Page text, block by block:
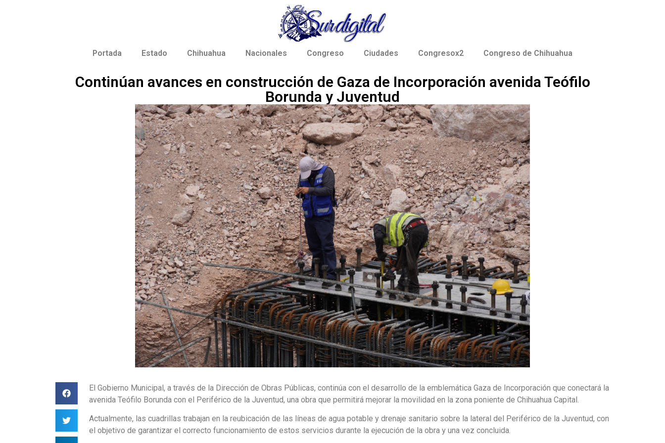
Portada Estado Chihuahua Nacionales Congreso Ciudades Congresox2 Congreso de Chihuahua
Continúan avances en construcción de Gaza de Incorporación avenida Teófilo
Borunda y Juventud
El Gobierno Municipal, a través de la Dirección de Obras Públicas, continúa con el desarrollo de la emblemática Gaza de Incorporación que conectará la
avenida Teófilo Borunda con el Periférico de la Juventud, una obra que permitirá mejorar la movilidad en la zona poniente de Chihuahua Capital.
Actualmente, las cuadrillas trabajan en la reubicación de las líneas de agua potable y drenaje sanitario sobre la lateral del Periférico de la Juventud, con
el objetivo de garantizar el correcto funcionamiento de estos servicios durante la ejecución de la obra y una vez concluida.